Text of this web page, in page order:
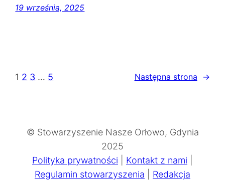
19 września, 2025
1 2 3 … 5 Następna strona →
© Stowarzyszenie Nasze Orłowo, Gdynia
2025
Polityka prywatności
Kontakt z nami
Regulamin stowarzyszenia
Redakcja